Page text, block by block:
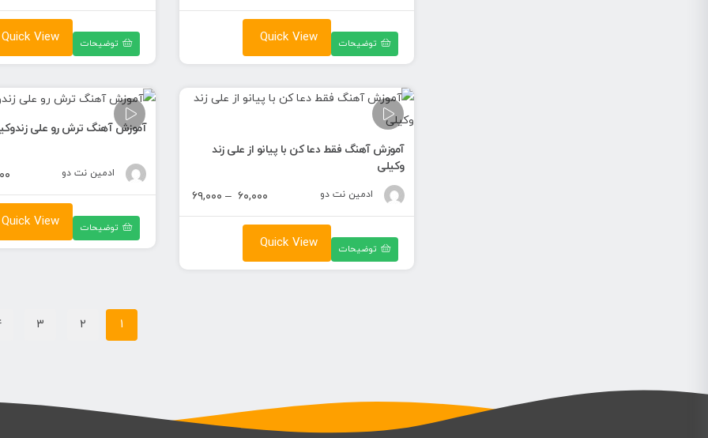
قیمت:
۶۹,۰۰۰ تومان
توضیحات Quick View توضیحات Quick View
آموزش آهنگ فقط دعا کن با پیانو از علی زند
وکیلی
ادمین نت دو ۶۰,۰۰۰ – ۶۹,۰۰۰
محدوده
قیمت:
۶۰,۰۰۰ تومان
۶۹,۰۰۰ تومان
توضیحات Quick View
آموزش آهنگ ترش رو علی
ادمین نت دو
توضیحات Quick View
1
2
3